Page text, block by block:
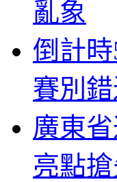
亂象
倒計
賽別
廣東
亮點